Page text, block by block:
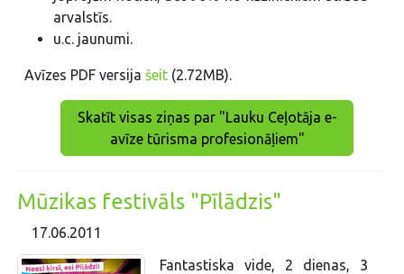
arvalstīs.
u.c. jaunumi.
Avīzes PDF versijašeit (2.72MB).
Skatīt visas ziņas par "Lauku Ceļotāja e-
avīze tūrisma profesionāļiem"
Mūzikas festivāls "Pīlādzis"
17.06.2011
Fantastiska vide, 2 dienas, 3